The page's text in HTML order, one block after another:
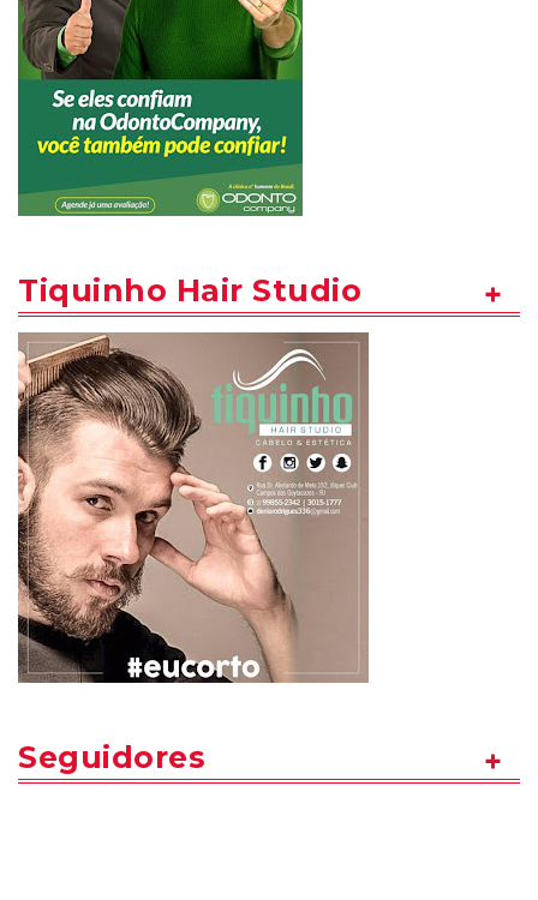
Tiquinho Hair Studio
Seguidores